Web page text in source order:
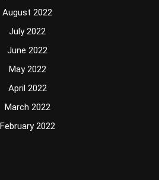
August 2022
July 2022
June 2022
May 2022
April 2022
March 2022
February 2022